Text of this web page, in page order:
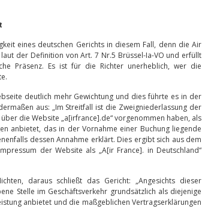
eines deutschen Gerichts in diesem Fall, denn die Air
der Definition von Art. 7 Nr.5 Brüssel-Ia-VO und erfüllt
Präsenz. Es ist für die Richter unerheblich, wer die
deutlich mehr Gewichtung und dies führte es in der
aus: „Im Streitfall ist die Zweigniederlassung der
die Website „a[irfrance].de“ vorgenommen haben, als
anbietet, das in der Vornahme einer Buchung liegende
dessen Annahme erklärt. Dies ergibt sich aus dem
der Website als „A[ir France]. in Deutschland“
daraus schließt das Gericht: „Angesichts dieser
Stelle im Geschäftsverkehr grundsätzlich als diejenige
anbietet und die maßgeblichen Vertragserklärungen